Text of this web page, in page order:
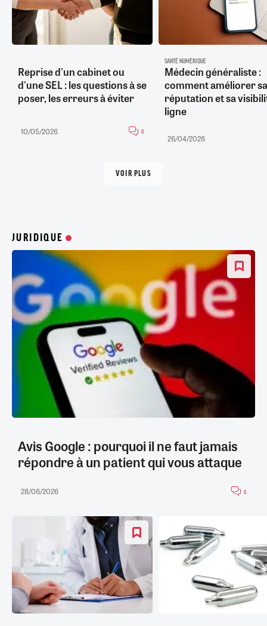
Reprise d'un cabinet ou
d'une SEL : les questions à se
poser, les erreurs à éviter
10/05/2026 0
SANTÉ NUMÉRIQUE
Médecin généraliste :
comment améliorer
réputation et sa
ligne
26/04/2026
VOIR PLUS
JURIDIQUE
Avis Google : pourquoi il ne faut jamais
répondre à un patient qui vous attaque
28/06/2026 0